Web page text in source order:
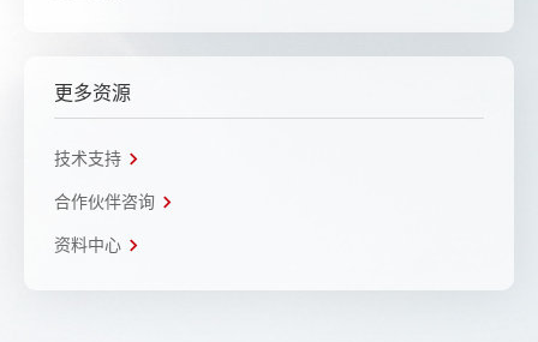
更多资源
技术支持
合作伙伴咨询
资料中心